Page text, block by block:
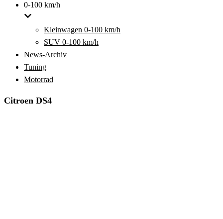
0-100 km/h
Kleinwagen 0-100 km/h
SUV 0-100 km/h
News-Archiv
Tuning
Motorrad
Citroen DS4